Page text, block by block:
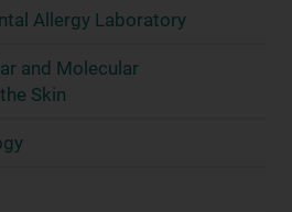
Allergy Laboratory
and Molecular
Skin